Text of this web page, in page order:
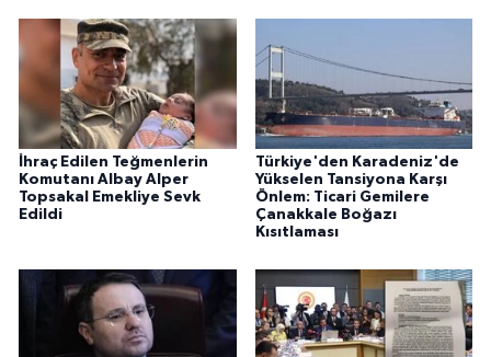
İhraç Edilen Teğmenlerin
Komutanı Albay Alper
Topsakal Emekliye Sevk
Edildi
Türkiye'den Karadeniz'de
Yükselen Tansiyona Karşı
Önlem: Ticari Gemilere
Çanakkale Boğazı
Kısıtlaması